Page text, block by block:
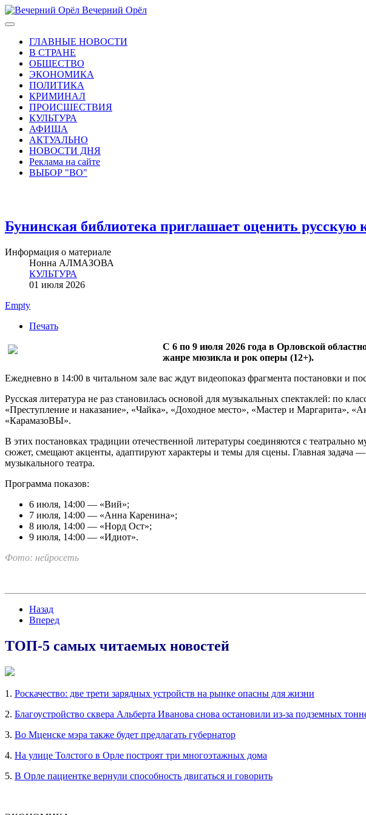
Вечерний Орёл
ГЛАВНЫЕ НОВОСТИ
В СТРАНЕ
ОБЩЕСТВО
ЭКОНОМИКА
ПОЛИТИКА
КРИМИНАЛ
ПРОИСШЕСТВИЯ
КУЛЬТУРА
АФИША
АКТУАЛЬНО
НОВОСТИ ДНЯ
Реклама на сайте
ВЫБОР "ВО"
Бунинская библиотека приглашает оценить русскую
Информация о материале
Нонна АЛМАЗОВА
КУЛЬТУРА
01 июля 2026
Empty
Печать
С 6 по 9 июля 2026 года в Орловской
жанре мюзикла и рок оперы (12+).
Ежедневно в 14:00 в читальном зале вас ждут видеопоказ фрагмента постановки и
Русская литература не раз становилась основой для музыкальных спектаклей: по
«Преступление и наказание», «Чайка», «Доходное место», «Мастер и Маргарита»,
«КарамазоВЫ».
В этих постановках традиции отечественной литературы соединяются с
сюжет, смещают акценты, адаптируют характеры и темы для сцены. Главная задача
музыкального театра.
Программа показов:
6 июля, 14:00 — «Вий»;
7 июля, 14:00 — «Анна Каренина»;
8 июля, 14:00 — «Норд Ост»;
9 июля, 14:00 — «Идиот».
Фото: нейросеть
Назад
Вперед
ТОП-5 самых читаемых новостей
1. Роскачество: две трети зарядных устройств на рынке опасны для жизни
2. Благоустройство сквера Альберта Иванова снова остановили из-за подземных
3. Во Мценске мэра также будет предлагать губернатор
4. На улице Толстого в Орле построят три многоэтажных дома
5. В Орле пациентке вернули способность двигаться и говорить